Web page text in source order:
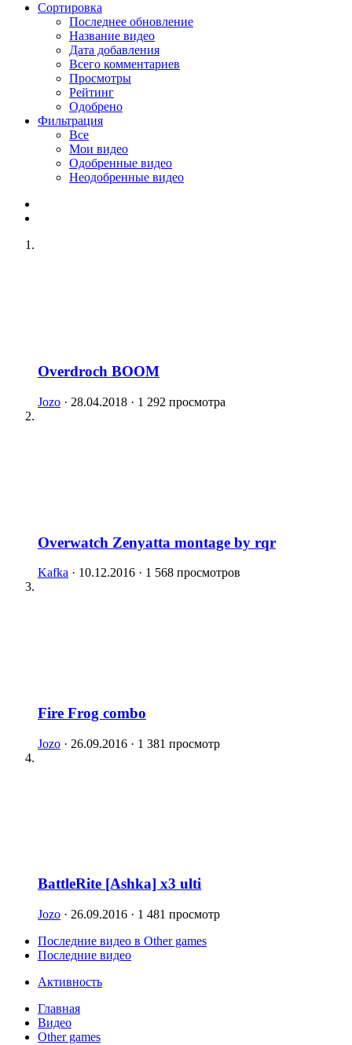
Сортировка
Последнее обновление
Название видео
Дата добавления
Всего комментариев
Просмотры
Рейтинг
Одобрено
Фильтрация
Все
Мои видео
Одобренные видео
Неодобренные видео
Overdroch BOOM
Jozo · 28.04.2018 · 1 292 просмотра
Overwatch Zenyatta montage by rqr
Kafka · 10.12.2016 · 1 568 просмотров
Fire Frog combo
Jozo · 26.09.2016 · 1 381 просмотр
BattleRite [Ashka] x3 ulti
Jozo · 26.09.2016 · 1 481 просмотр
Последние видео в Other games
Последние видео
Активность
Главная
Видео
Other games